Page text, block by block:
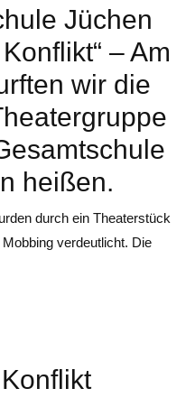
Jüchen
– Am
wir die
heißen.
durch ein Theaterstück
verdeutlicht. Die